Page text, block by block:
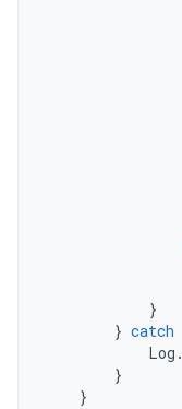
}
} catch
Log .
}
}